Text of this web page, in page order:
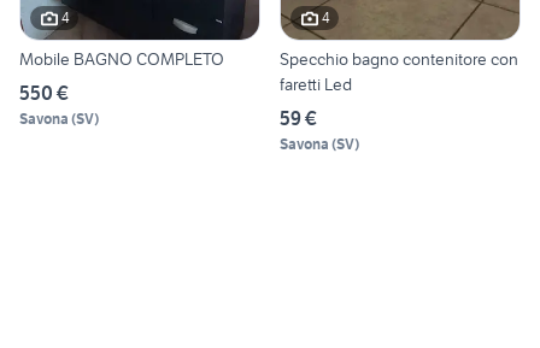
4
Mobile BAGNO COMPLETO
550 €
Savona (SV)
4
Specchio bagno contenitore con
faretti Led
59 €
Savona (SV)